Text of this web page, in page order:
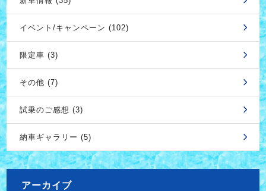
イベント/キャンペーン (102)
限定車 (3)
その他 (7)
試乗のご感想 (3)
納車ギャラリー (5)
アーカイブ